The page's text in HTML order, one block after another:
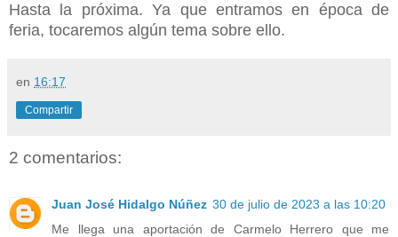
Hasta la próxima. Ya que entramos en época de
feria, tocaremos algún tema sobre ello.
en 16:17
Compartir
2 comentarios:
Juan José Hidalgo Núñez 30 de julio de 2023 a las 10:20
Me llega una aportación de Carmelo Herrero que me